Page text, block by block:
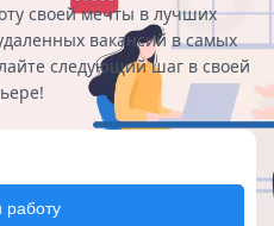
своей мечты в лучших
вакансий в самых
следующий шаг в своей
работу